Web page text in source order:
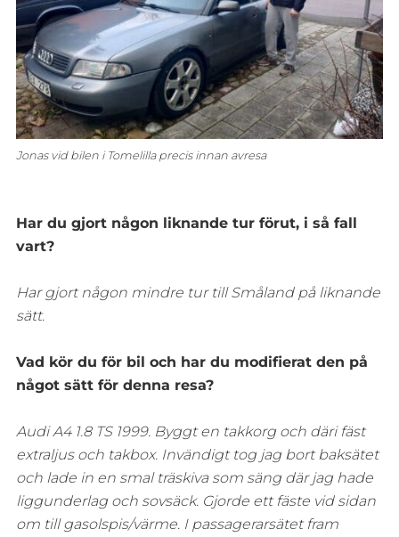
Jonas vid bilen i Tomelilla precis innan avresa
Har du gjort någon liknande tur förut, i så fall
vart?
Har gjort någon mindre tur till Småland på liknande
sätt.
Vad kör du för bil och har du modifierat den på
något sätt för denna resa?
Audi A4 1.8 TS 1999. Byggt en takkorg och däri fäst
extraljus och takbox. Invändigt tog jag bort baksätet
och lade in en smal träskiva som säng där jag hade
liggunderlag och sovsäck. Gjorde ett fäste vid sidan
om till gasolspis/värme. I passagerarsätet fram